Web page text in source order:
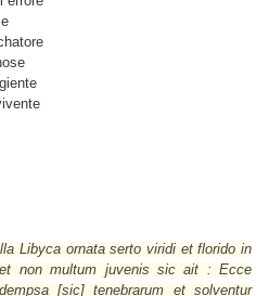
Libyca ornata serto viridi et florido in
non multum juvenis sic ait : Ecce
[sic] tenebrarum et solventur